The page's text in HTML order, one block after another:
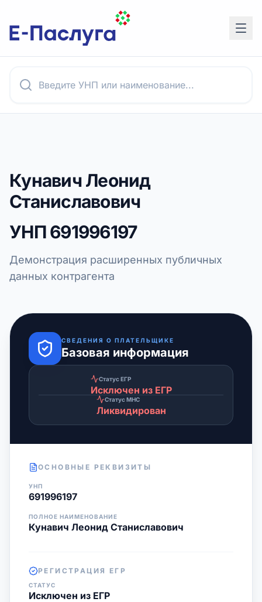
Кунавич Леонид
Станиславович
УНП691996197
Демонстрация расширенных публичных
данных контрагента
СВЕДЕНИЯ О ПЛАТЕЛЬЩИКЕ
Базовая информация
Статус ЕГР
Исключен из ЕГР
Статус МНС
Ликвидирован
ОСНОВНЫЕ РЕКВИЗИТЫ
УНП
691996197
ПОЛНОЕ НАИМЕНОВАНИЕ
Кунавич Леонид Станиславович
РЕГИСТРАЦИЯ ЕГР
СТАТУС
Исключен из ЕГР